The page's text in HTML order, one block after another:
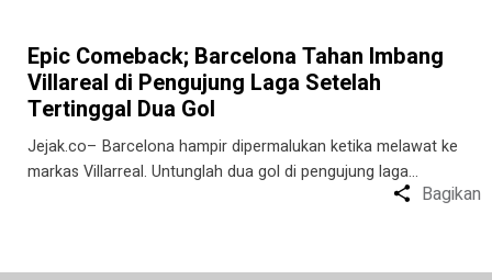
Epic Comeback; Barcelona Tahan Imbang
Villareal di Pengujung Laga Setelah
Tertinggal Dua Gol
Jejak.co– Barcelona hampir dipermalukan ketika melawat ke
markas Villarreal. Untunglah dua gol di pengujung laga…
Bagikan